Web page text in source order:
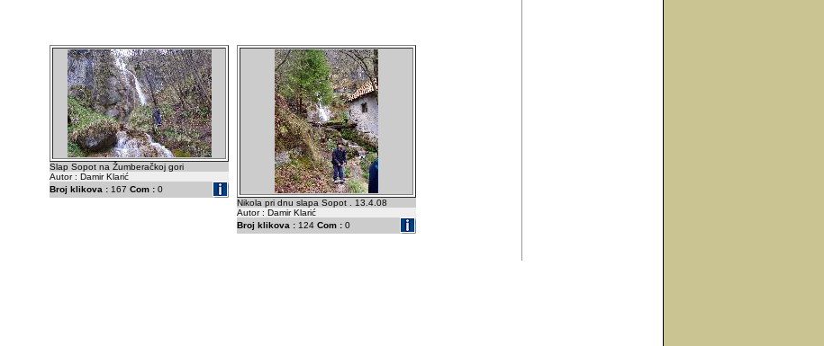
Slap Sopot na Žumberačkoj gori
Autor : Damir Klarić
Broj klikova : 167 Com : 0
Nikola pri dnu slapa Sopot . 13.4.08
Autor : Damir Klarić
Broj klikova : 124 Com : 0